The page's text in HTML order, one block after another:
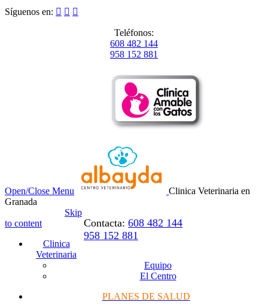
Síguenos en:   
Teléfonos:
608 482 144
958 152 881
Open/Close Menu
Clinica Veterinaria en
Granada
Contacta: 608 482 144
958 152 881
Skip
to content
Clinica
Veterinaria
Equipo
El Centro
PLANES DE SALUD